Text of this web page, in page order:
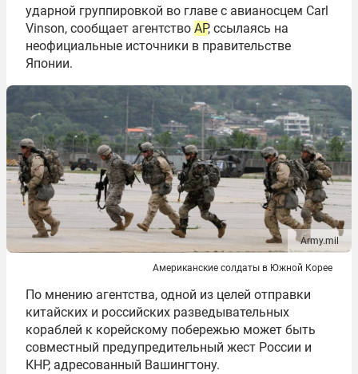
ударной группировкой во главе с авианосцем Сarl
Vinson, сообщает агентство AP, ссылаясь на
неофициальные источники в правительстве
Японии.
Army.mil
Американские солдаты в Южной Корее
По мнению агентства, одной из целей отправки
китайских и российских разведывательных
кораблей к корейскому побережью может быть
совместный предупредительный жест России и
КНР, адресованный Вашингтону.